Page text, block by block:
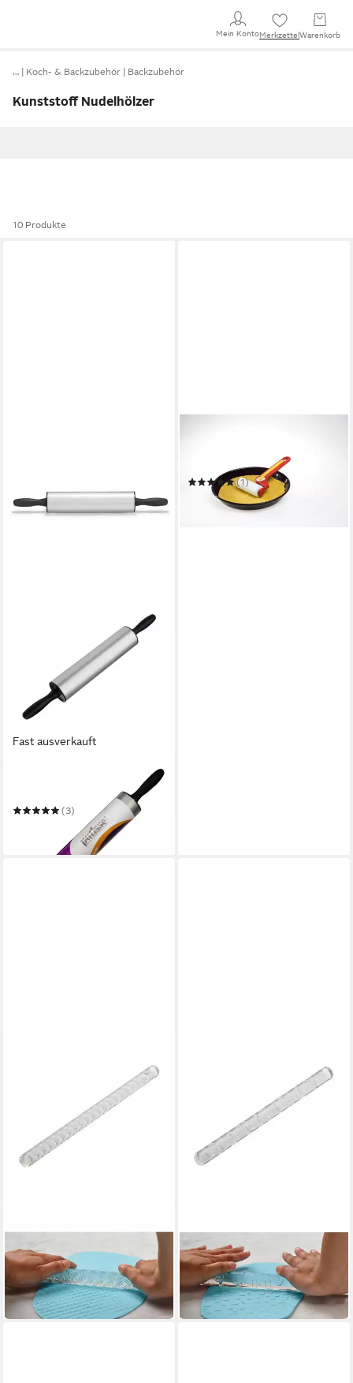
Mein KontoMerkzettel Warenkorb
… Koch- & Backzubehör Backzubehör
Kunststoff Nudelhölzer
10 Produkte
Fast ausverkauft
(3)
in 4-5 Werktagen bei dir
Antihaft mit Teigrad
(1)
13,99 €
in 5-6 Werktagen bei dir
Teigroller Struktur- und
Prägerolle Diamant 33 cm
ab 17,31 € UVP19,95 €
-13%
in 2-3 Werktagen bei dir
Teigroller Struktur- und
Prägerolle Kreis 33 cm
ab 17,31 € UVP 19,95 €
-13%
in 2-3 Werktagen bei dir